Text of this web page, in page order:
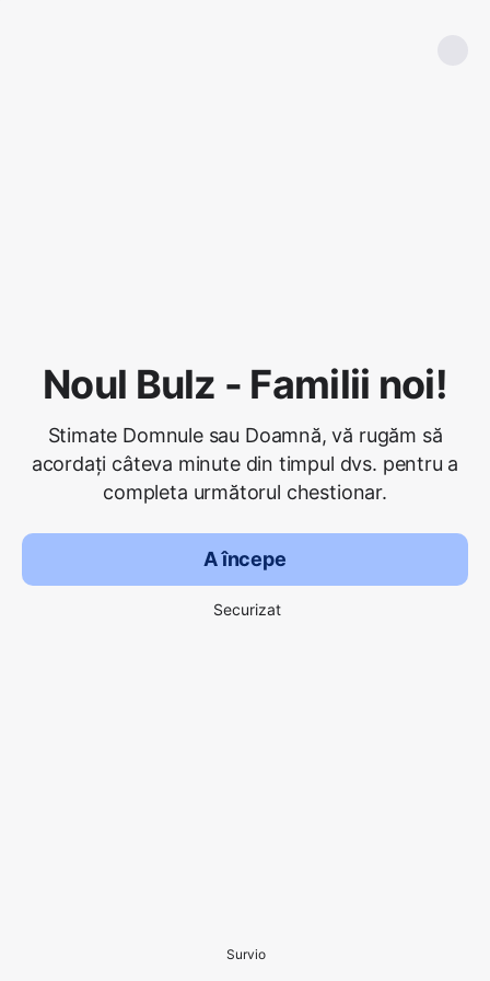
Noul Bulz - Familii noi!
Stimate Domnule sau Doamnă, vă rugăm să
acordați câteva minute din timpul dvs. pentru a
completa următorul chestionar.
A începe
Securizat
Survio